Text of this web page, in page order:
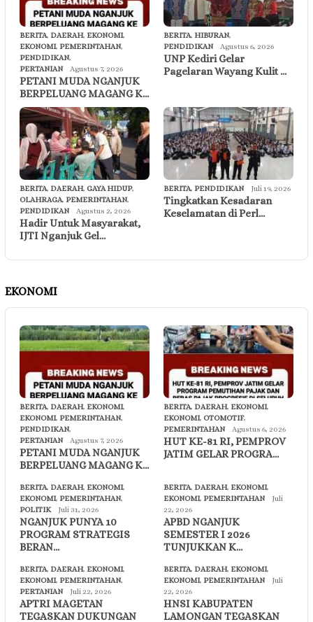
BERITA, DAERAH, EKONOMI,
EKONOMI, PEMERINTAHAN,
PENDIDIKAN,
PERTANIAN
Agustus 7, 2026
PETANI MUDA NGANJUK
BERPELUANG MAGANG K…
BERITA, HIBURAN,
PENDIDIKAN
Agustus 6, 2026
UNP Kediri Gelar
Pagelaran Wayang Kulit …
BERITA, DAERAH, GAYA HIDUP,
OLAHRAGA, PEMERINTAHAN,
PENDIDIKAN
Agustus 2, 2026
Hadir Untuk Masyarakat,
IJTI Nganjuk Gel…
BERITA, PENDIDIKAN Juli 19, 2026
Tingkatkan Kesadaran
Keselamatan di Perl…
EKONOMI
BERITA, DAERAH, EKONOMI,
EKONOMI, PEMERINTAHAN,
PENDIDIKAN,
PERTANIAN
Agustus 7, 2026
PETANI MUDA NGANJUK
BERPELUANG MAGANG K…
BERITA, DAERAH, EKONOMI,
EKONOMI, OTOMOTIF,
PEMERINTAHAN
Agustus 6, 2026
HUT KE-81 RI, PEMPROV
JATIM GELAR PROGRA…
BERITA, DAERAH, EKONOMI,
EKONOMI, PEMERINTAHAN,
POLITIK
Juli 31, 2026
NGANJUK PUNYA 10
PROGRAM STRATEGIS
BERAN…
BERITA, DAERAH, EKONOMI,
EKONOMI, PEMERINTAHAN
Juli
22, 2026
APBD NGANJUK
SEMESTER I 2026
TUNJUKKAN K…
BERITA, DAERAH, EKONOMI,
EKONOMI, PEMERINTAHAN,
PERTANIAN
Juli 22, 2026
APTRI MAGETAN
TEGASKAN DUKUNGAN
BERITA, DAERAH, EKONOMI,
EKONOMI, PEMERINTAHAN
Juli
22, 2026
HNSI KABUPATEN
LAMONGAN TEGASKAN